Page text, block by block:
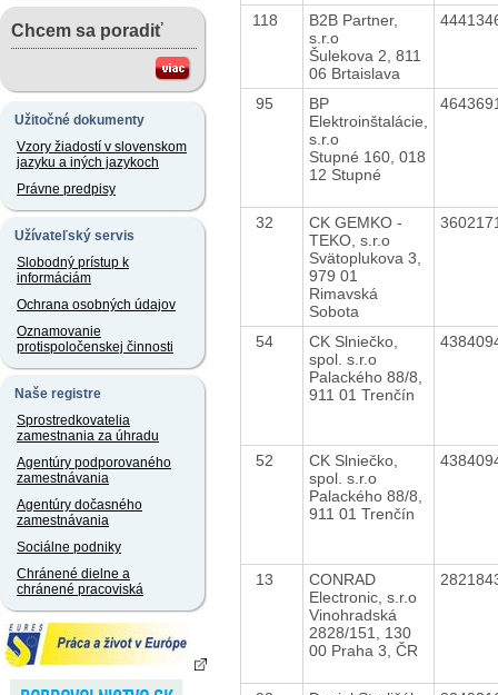
Chcem sa poradiť
Užitočné dokumenty
Vzory žiadostí v slovenskom
jazyku a iných jazykoch
Právne predpisy
Užívateľský servis
Slobodný prístup k
informáciám
Ochrana osobných údajov
Oznamovanie
protispoločenskej činnosti
Naše registre
Sprostredkovatelia
zamestnania za úhradu
Agentúry podporovaného
zamestnávania
Agentúry dočasného
zamestnávania
Sociálne podniky
Chránené dielne a
chránené pracoviská
118
B2B Partner,
s.r.o
Šulekova 2, 811
06 Brtaislava
95
BP
Elektroinštalácie,
s.r.o
Stupné 160, 018
12 Stupné
32
CK GEMKO -
TEKO, s.r.o
Svätoplukova 3,
979 01
Rimavská
Sobota
54
CK Slniečko,
spol. s.r.o
Palackého 88/8,
911 01 Trenčín
52
CK Slniečko,
spol. s.r.o
Palackého 88/8,
911 01 Trenčín
13
CONRAD
Electronic, s.r.o
Vinohradská
2828/151, 130
00 Praha 3, ČR